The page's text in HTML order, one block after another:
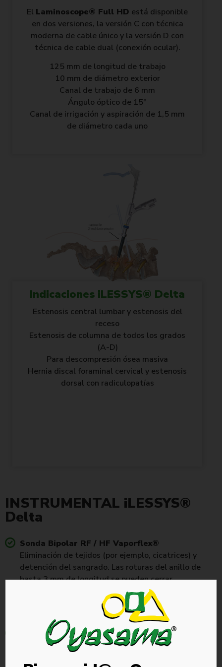
El Laminoscope® Full HD está disponible
en dos versiones, la versión C con técnica
moderna de cable único y la versión D con
técnica de cable dual (conexión ocular).
125 mm de longitud de trabajo
10 mm de diámetro exterior
Canal de trabajo de 6 mm
Ángulo óptico de 15°
Canal de irrigación y aspiración de 1,5 mm
de diámetro cada uno
Indicaciones iLESSYS® Delta
Estenosis central lumbar y estenosis del
receso
Estenosis de columna de todos los grados
(A-D)
Para descompresión ósea masiva
Hernia discal foraminal cervical y estenosis
dorsal con radiculopatías
INSTRUMENTAL iLESSYS®
Delta
Sonda Bipolar RF / HF Vaporflex®
Eliminación de tejidos (por ejemplo, cicatrices) y
detención del sangrado. Las roturas del anillo de
hasta 3 mm de longitud se pueden cerrar
fácilmente mediante la contracción del tejido. Los
mangos ergonómicos son reutilizables y se utilizan
con la sonda bipolar desechable.
Precisas y duraderas: pinzas iLESSYS® Delta
Con sistema de protección contra sobrecarga «Luer